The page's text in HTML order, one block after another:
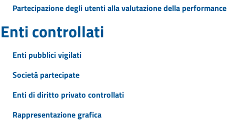
Partecipazione degli utenti alla valutazione della performance
Enti controllati
Enti pubblici vigilati
Società partecipate
Enti di diritto privato controllati
Rappresentazione grafica